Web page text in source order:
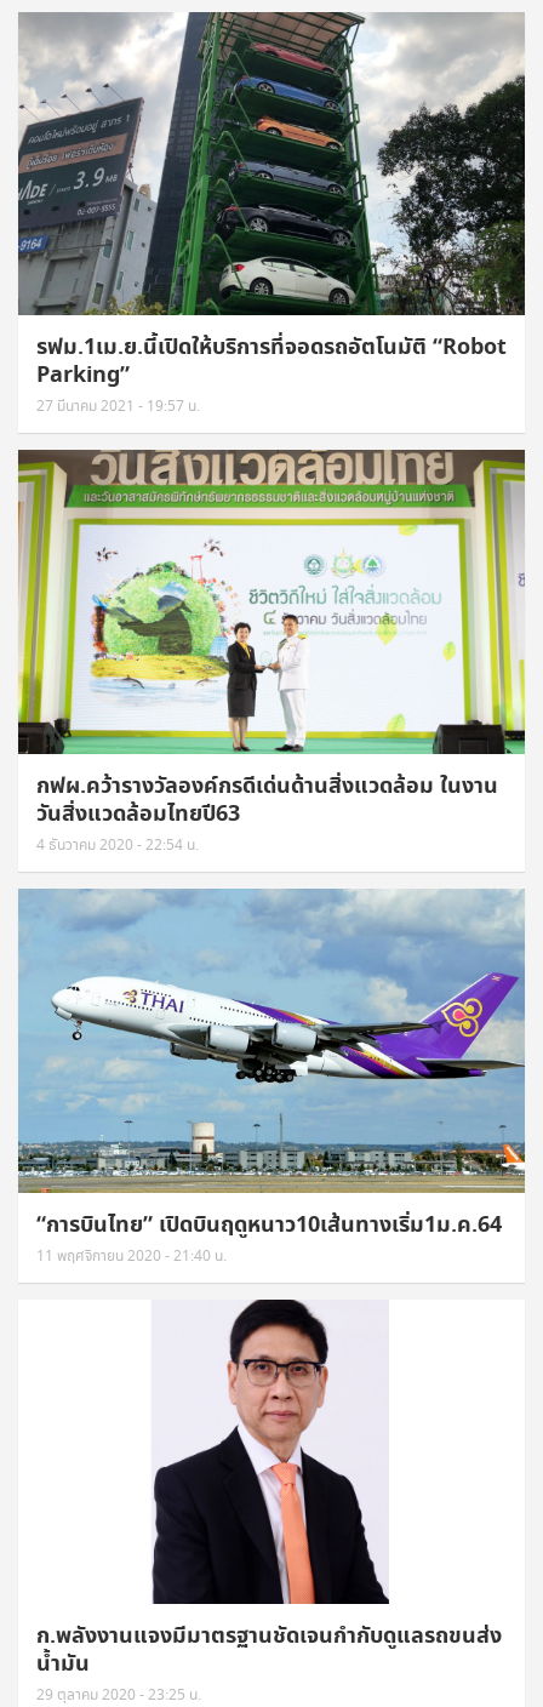
รฟม.1เม.ย.นี้เปิดให้บริการที่จอดรถอัตโนมัติ “Robot
Parking”
27 มีนาคม 2021 - 19:57 น.
กฟผ.คว้ารางวัลองค์กรดีเด่นด้านสิ่งแวดล้อม ในงาน
วันสิ่งแวดล้อมไทยปี63
4 ธันวาคม 2020 - 22:54 น.
“การบินไทย” เปิดบินฤดูหนาว10เส้นทางเริ่ม1ม.ค.64
11 พฤศจิกายน 2020 - 21:40 น.
ก.พลังงานแจงมีมาตรฐานชัดเจนกำกับดูแลรถขนส่ง
น้ำมัน
29 ตุลาคม 2020 - 23:25 น.